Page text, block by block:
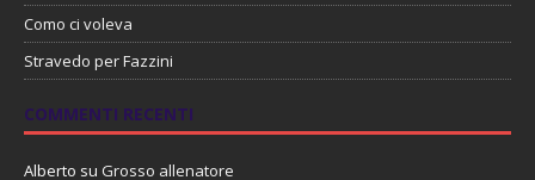
Como ci voleva
Stravedo per Fazzini
COMMENTI RECENTI
Alberto su Grosso allenatore